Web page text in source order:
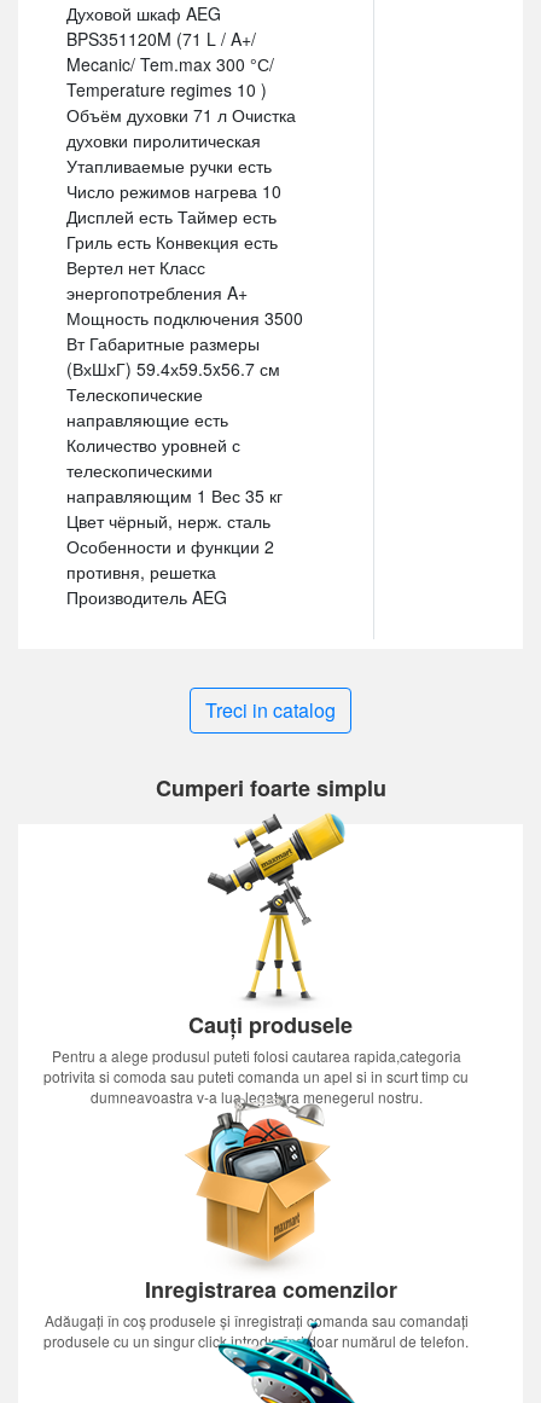
Духовой шкаф AEG
BPS351120M (71 L / A+/
Mecanic/ Tem.max 300 °С/
Temperature regimes 10 )
Объём духовки 71 л Очистка
духовки пиролитическая
Утапливаемые ручки есть
Число режимов нагрева 10
Дисплей есть Таймер есть
Гриль есть Конвекция есть
Вертел нет Класс
энергопотребления A+
Мощность подключения 3500
Вт Габаритные размеры
(ВхШхГ) 59.4х59.5x56.7 см
Телескопические
направляющие есть
Количество уровней с
телескопическими
направляющим 1 Вес 35 кг
Цвет чёрный, нерж. сталь
Особенности и функции 2
противня, решетка
Производитель AEG
Treci in catalog
Cumperi foarte simplu
Cauți produsele
Pentru a alege produsul puteti folosi cautarea rapida,categoria
potrivita si comoda sau puteti comanda un apel si in scurt timp cu
dumneavoastra v-a lua legatura menegerul nostru.
Inregistrarea comenzilor
Adăugați în coș produsele și înregistrați comanda sau comandați
produsele cu un singur click introducînd doar numărul de telefon.